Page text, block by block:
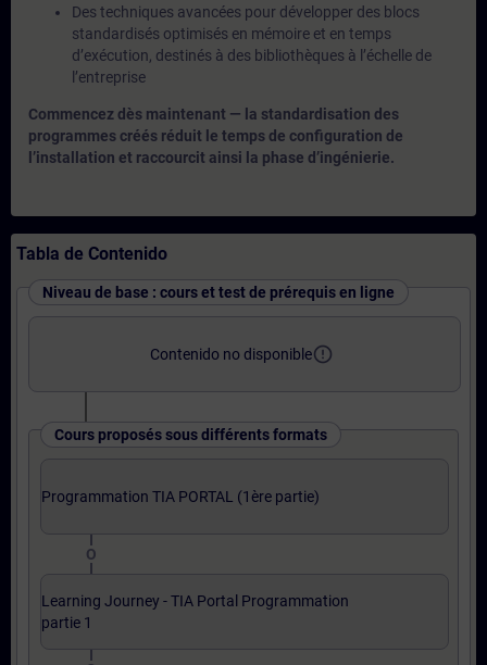
Des techniques avancées pour développer des blocs
standardisés optimisés en mémoire et en temps
d’exécution, destinés à des bibliothèques à l’échelle de
l’entreprise
Commencez dès maintenant — la standardisation des
programmes créés réduit le temps de configuration de
l’installation et raccourcit ainsi la phase d’ingénierie.
Tabla de Contenido
Niveau de base : cours et test de prérequis en ligne
Contenido no disponibleerror_outline
Cours proposés sous différents formats
Programmation TIA PORTAL (1ère partie)
O
Learning Journey - TIA Portal Programmation
partie 1